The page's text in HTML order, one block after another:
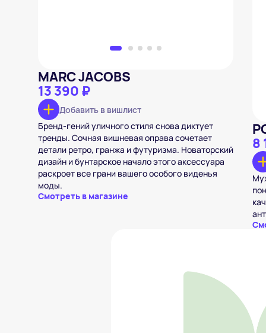
MARC JACOBS
13 390 ₽
Добавить в вишлист
Бренд-гений уличного стиля снова диктует
тренды. Сочная вишневая оправа сочетает
детали ретро, гранжа и футуризма. Новаторский
дизайн и бунтарское начало этого аксессуара
раскроет все грани вашего особого виденья
моды.
Смотреть в магазине
8